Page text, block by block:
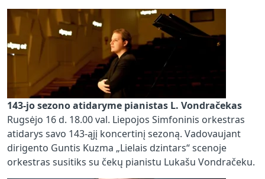
143-jo sezono atidaryme pianistas L. Vondračekas
Rugsėjo 16 d. 18.00 val. Liepojos Simfoninis orkestras
atidarys savo 143-ąjį koncertinį sezoną. Vadovaujant
dirigento Guntis Kuzma „Lielais dzintars“ scenoje
orkestras susitiks su čekų pianistu Lukašu Vondračeku.